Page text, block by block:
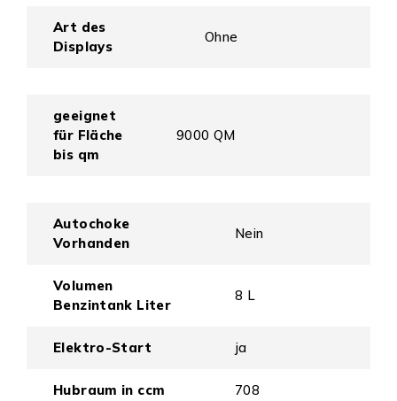
Art des
Displays
Ohne
geeignet
für Fläche
bis qm
9000 QM
Autochoke
Vorhanden
Nein
Volumen
Benzintank Liter
8 L
Elektro-Start ja
Hubraum in ccm 708